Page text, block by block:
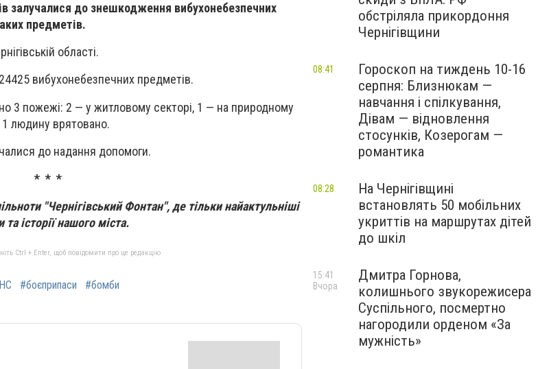
залучалися до знешкодження вибухонебезпечних
предметів.
області.
вибухонебезпечних предметів.
3 пожежі: 2 — у житловому секторі, 1 — на природному
1 людину врятовано.
до надання допомоги.
* * *
"Чернігівський Фонтан", де тільки найактульніші
та історії нашого міста.
Ctrl + Enter, щоб повідомити про це редакцію
#боєприпаси #бомби
обстріляла прикордоння
Чернігівщини
Гороскоп на тиждень 10-16
серпня: Близнюкам —
навчання і спілкування,
Дівам — відновлення
стосунків, Козерогам —
романтика
08:41
На Чернігівщині
встановлять 50 мобільних
укриттів на маршрутах дітей
до шкіл
08:28
Дмитра Горнова,
колишнього звукорежисера
Суспільного, посмертно
нагородили орденом «За
мужність»
15:41
Вчора